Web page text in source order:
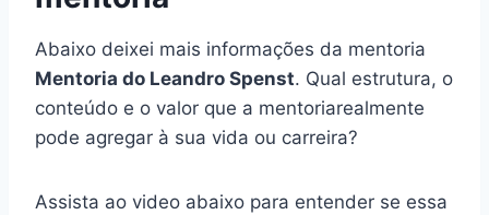
Abaixo deixei mais informações da mentoria
Mentoria do Leandro Spenst. Qual estrutura, o
conteúdo e o valor que a mentoriarealmente
pode agregar à sua vida ou carreira?
Assista ao video abaixo para entender se essa